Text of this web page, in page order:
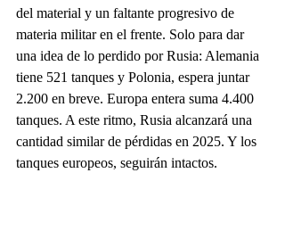
del material y un faltante progresivo de
materia militar en el frente. Solo para dar
una idea de lo perdido por Rusia: Alemania
tiene 521 tanques y Polonia, espera juntar
2.200 en breve. Europa entera suma 4.400
tanques. A este ritmo, Rusia alcanzará una
cantidad similar de pérdidas en 2025. Y los
tanques europeos, seguirán intactos.